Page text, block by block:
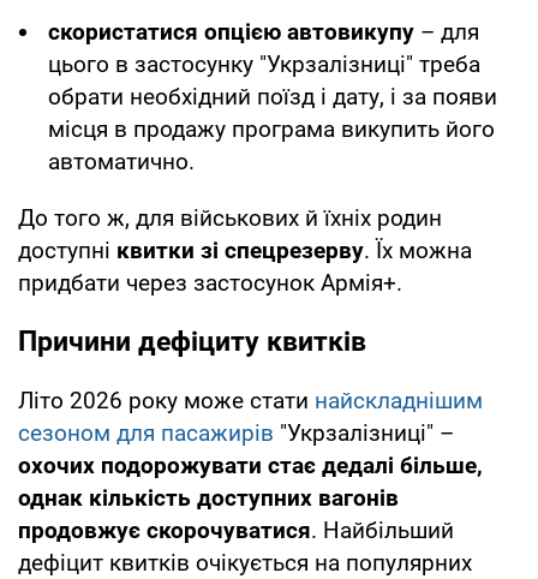
скористатися опцією автовикупу – для
цього в застосунку "Укрзалізниці" треба
обрати необхідний поїзд і дату, і за появи
місця в продажу програма викупить його
автоматично.
До того ж, для військових й їхніх родин
доступні квитки зі спецрезерву. Їх можна
придбати через застосунок Армія+.
Причини дефіциту квитків
Літо 2026 року може стати найскладнішим
сезоном для пасажирів "Укрзалізниці" –
охочих подорожувати стає дедалі більше,
однак кількість доступних вагонів
продовжує скорочуватися. Найбільший
дефіцит квитків очікується на популярних